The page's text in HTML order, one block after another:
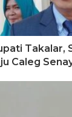
Takalar,
Caleg